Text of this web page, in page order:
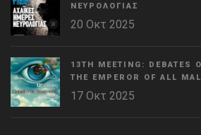
ΝΕΥΡΟΛΟΓΊΑΣ
20 Οκτ 2025
13TH MEETING: DEBATES
THE EMPEROR OF ALL
17 Οκτ 2025